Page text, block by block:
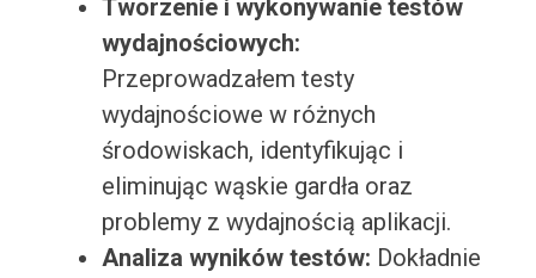
Tworzenie i wykonywanie testów
wydajnościowych:
Przeprowadzałem testy
wydajnościowe w różnych
środowiskach, identyfikując i
eliminując wąskie gardła oraz
problemy z wydajnością aplikacji.
Analiza wyników testów: Dokładnie